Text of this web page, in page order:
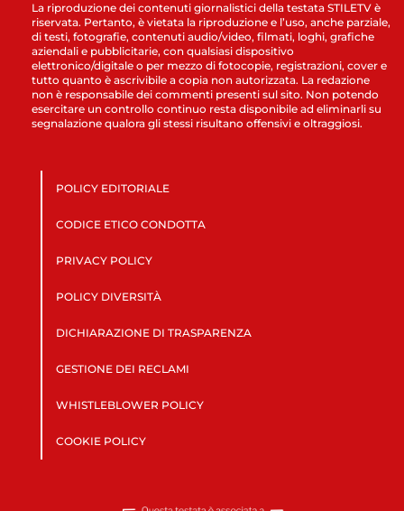
La riproduzione dei contenuti giornalistici della testata STILETV è
riservata. Pertanto, è vietata la riproduzione e l’uso, anche parziale,
di testi, fotografie, contenuti audio/video, filmati, loghi, grafiche
aziendali e pubblicitarie, con qualsiasi dispositivo
elettronico/digitale o per mezzo di fotocopie, registrazioni, cover e
tutto quanto è ascrivibile a copia non autorizzata. La redazione
non è responsabile dei commenti presenti sul sito. Non potendo
esercitare un controllo continuo resta disponibile ad eliminarli su
segnalazione qualora gli stessi risultano offensivi e oltraggiosi.
POLICY EDITORIALE
CODICE ETICO CONDOTTA
PRIVACY POLICY
POLICY DIVERSITÀ
DICHIARAZIONE DI TRASPARENZA
GESTIONE DEI RECLAMI
WHISTLEBLOWER POLICY
COOKIE POLICY